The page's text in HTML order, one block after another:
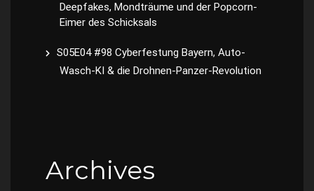
Deepfakes, Mondträume und der Popcorn-
Eimer des Schicksals
S05E04 #98 Cyberfestung Bayern, Auto-
Wasch-KI & die Drohnen-Panzer-Revolution
Archives